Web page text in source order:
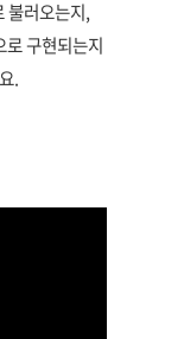
불러오는지,
로 구현되는지
.